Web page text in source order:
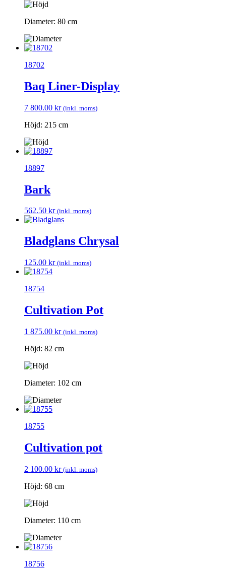
Diameter: 80 cm
18702
Baq Liner-Display
7 800.00 kr (inkl. moms)
Höjd: 215 cm
18897
Bark
562.50 kr (inkl. moms)
Bladglans Chrysal
125.00 kr (inkl. moms)
18754
Cultivation Pot
1 875.00 kr (inkl. moms)
Höjd: 82 cm
Diameter: 102 cm
18755
Cultivation pot
2 100.00 kr (inkl. moms)
Höjd: 68 cm
Diameter: 110 cm
18756